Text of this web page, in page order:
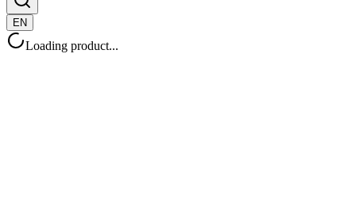
EN
Loading product...